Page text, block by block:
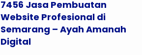
7456 Jasa Pembuatan
Website Profesional di
Semarang – Ayah Amanah
Digital